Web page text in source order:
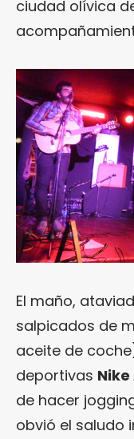
ciudad olívica
El maño,
salpicados de
aceite de
deportivas Nike
de hacer
obvió el saludo